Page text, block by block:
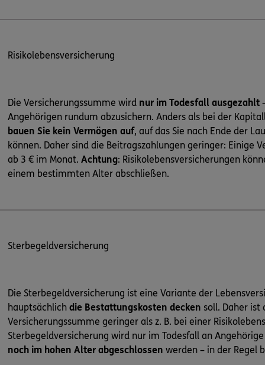
Risikolebensversicherung
Die Versicherungssumme wird nur im Todesfall ausgezahlt
Angehörigen rundum abzusichern. Anders als bei der
bauen Sie kein Vermögen auf, auf das Sie nach Ende der
können. Daher sind die Beitragszahlungen geringer: Einige
ab 3 € im Monat. Achtung: Risikolebensversicherungen
einem bestimmten Alter abschließen.
Sterbegeldversicherung
Die Sterbegeldversicherung ist eine Variante der
hauptsächlich die Bestattungskosten decken soll. Daher
Versicherungssumme geringer als z. B. bei einer
Sterbegeldversicherung wird nur im Todesfall an
noch im hohen Alter abgeschlossen werden – in der Regel